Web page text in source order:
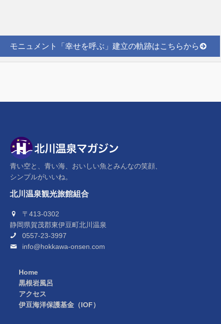
モニュメント「幸せを呼ぶ」建立の軌跡はこちらから
青い空と、青い海、おいしい魚とみんなの笑顔、
シンプルがいいね。
北川温泉観光旅館組合
〒413-0302
静岡県賀茂郡東伊豆町北川温泉
0557-23-3997
info@hokkawa-onsen.com
Home
黒根岩風呂
アクセス
伊豆海洋保護基金（IOF）